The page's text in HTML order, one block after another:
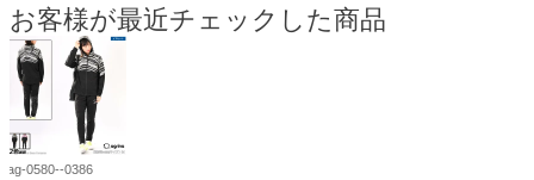
お客様が最近チェックした商品
ag-0580--0386